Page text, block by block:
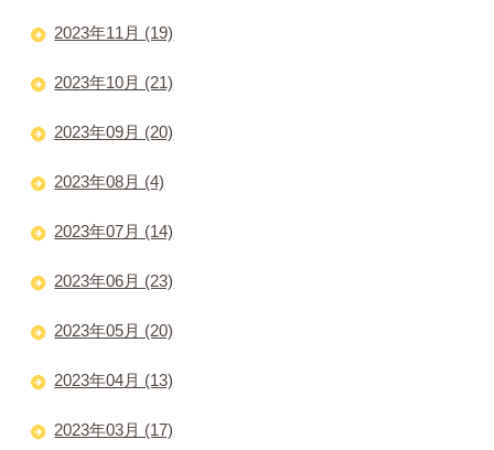
2023年11月 (19)
2023年10月 (21)
2023年09月 (20)
2023年08月 (4)
2023年07月 (14)
2023年06月 (23)
2023年05月 (20)
2023年04月 (13)
2023年03月 (17)